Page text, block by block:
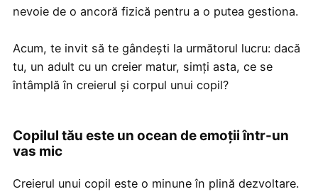
nevoie de o ancoră fizică pentru a o putea gestiona.
Acum, te invit să te gândești la următorul lucru: dacă
tu, un adult cu un creier matur, simți asta, ce se
întâmplă în creierul și corpul unui copil?
Copilul tău este un ocean de emoții într-un
vas mic
Creierul unui copil este o minune în plină dezvoltare.